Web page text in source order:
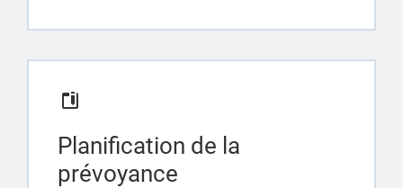
Planification de la
prévoyance